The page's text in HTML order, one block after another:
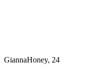
GiannaHoney, 24